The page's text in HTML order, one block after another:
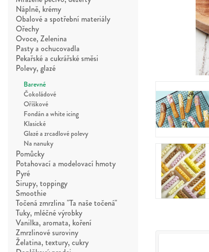
Náplně, krémy
Obalové a spotřební materiály
Ořechy
Ovoce, Zelenina
Pasty a ochucovadla
Pekařské a cukrářské směsi
Polevy, glazé
Barevné
Čokoládové
Oříškové
Fondán a white icing
Klasické
Glazé a zrcadlové polevy
Na nanuky
Pomůcky
Potahovací a modelovací hmoty
Pyré
Sirupy, toppingy
Smoothie
Točená zmrzlina "Ta naše točená"
Tuky, mléčné výrobky
Vanilka, aromata, koření
Zmrzlinové suroviny
Želatina, textury, cukry